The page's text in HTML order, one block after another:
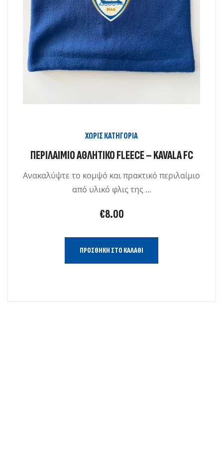
ΧΩΡΊΣ ΚΑΤΗΓΟΡΊΑ
ΠΕΡΙΛΑΊΜΙΟ ΑΘΛΗΤΙΚΌ FLEECE – KAVALA FC
Ανακαλύψτε το κομψό και πρακτικό περιλαίμιο
από υλικό φλις της …
€8.00
ΠΡΟΣΘΉΚΗ ΣΤΟ ΚΑΛΆΘΙ